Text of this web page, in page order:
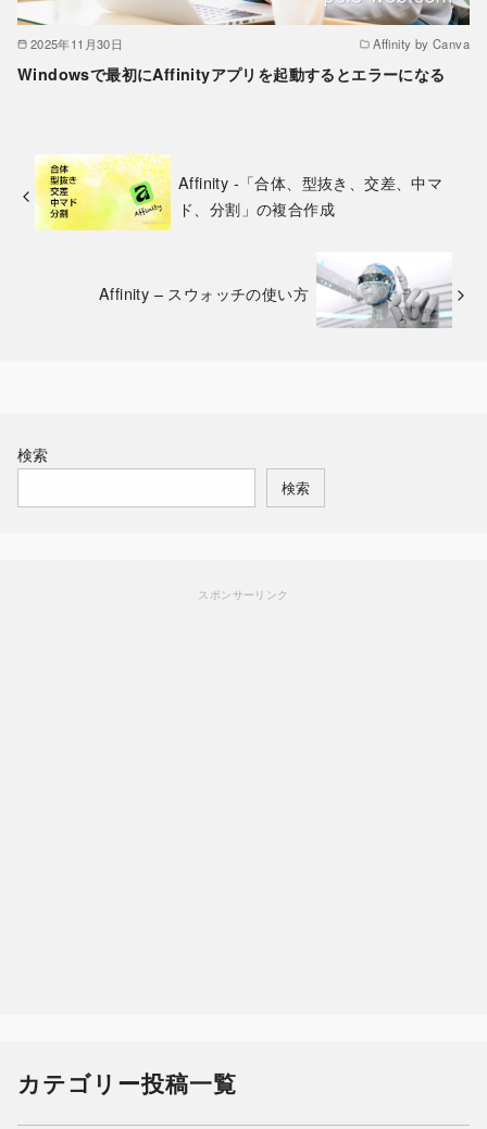
2025年11月30日 Affinity by Canva
Windowsで最初にAffinityアプリを起動するとエラーになる
Affinity -「合体、型抜き、交差、中マ
ド、分割」の複合作成
Affinity – スウォッチの使い方
検索
検索
スポンサーリンク
カテゴリー投稿一覧